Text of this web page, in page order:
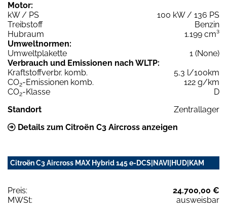
Motor:
kW / PS
100 kW / 136 PS
Treibstoff
Benzin
Hubraum
1.199 cm³
Umweltnormen:
Umweltplakette
1 (None)
Verbrauch und Emissionen nach WLTP:
Kraftstoffverbr. komb.
5,3 l/100km
CO2-Emissionen komb.
122 g/km
CO2-Klasse
D
Standort
Zentrallager
Details zum Citroën C3 Aircross anzeigen
Citroën C3 Aircross MAX Hybrid 145 e-DCS|NAVI|HUD|KAM
Preis:
24.700,00 €
MWSt:
ausweisbar